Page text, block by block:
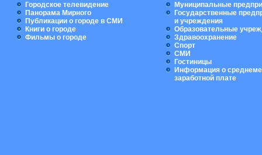
Городское телевидение
Панорама Мирного
Публикации о городе в СМИ
Книги о городе
Фильмы о городе
Муниципальные
Государственные
и учреждения
Образовательные
Здравоохранение
Спорт
СМИ
Гостиницы
Информация о
заработной плате